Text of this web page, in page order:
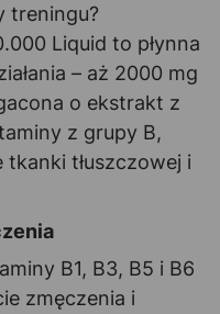
treningu?
Liquid to płynna
– aż 2000 mg
o ekstrakt z
z grupy B,
tłuszczowej i
B1, B3, B5 i B6
zmęczenia i